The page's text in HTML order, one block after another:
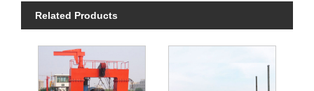
Related Products